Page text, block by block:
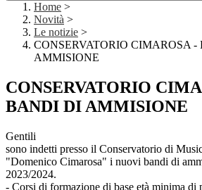
Home >
Novità >
Le notizie >
CONSERVATORIO CIMAROSA
AMMISIONE
CONSERVATORIO
BANDI DI AMMISIONE
Gentili
sono indetti presso il Conservatorio di
"Domenico Cimarosa" i nuovi bandi di
2023/2024.
- Corsi di formazione di base età minima di